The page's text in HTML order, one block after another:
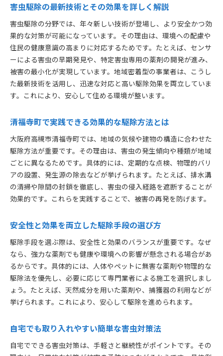
害虫駆除の最新技術とその効果を詳しく解説
害虫駆除の分野では、年々新しい技術が登場し、より安全かつ効
果的な対策が可能になっています。その理由は、環境への配慮や
住民の健康意識の高まりに対応するためです。たとえば、センサ
ーによる害虫の早期発見や、特定害虫専用の薬剤の開発が進み、
被害の最小化が実現しています。地域密着型の事業者は、こうし
た最新技術を活用し、迅速な対応と高い駆除効果を両立していま
す。これにより、安心して住める環境が整います。
清福寺町で実践できる効果的な駆除方法とは
大阪府高槻市清福寺町では、地域の気候や建物の構造に合わせた
駆除方法が重要です。その理由は、害虫の発生傾向や種類が地域
ごとに異なるためです。具体的には、定期的な点検、物理的バリ
アの設置、発生源の除去などが挙げられます。たとえば、排水溝
の清掃や隙間の封鎖を徹底し、害虫の侵入経路を遮断することが
効果的です。これらを実践することで、被害の再発を防げます。
安全性と効果を両立した駆除手段の選び方
駆除手段を選ぶ際は、安全性と効果のバランスが重要です。なぜ
なら、強力な薬剤でも健康や環境への影響が懸念される場合があ
るからです。具体的には、人体やペットに無害な薬剤や物理的な
駆除法を優先し、必要に応じて専門業者による施工を選択しまし
ょう。たとえば、天然成分を用いた薬剤や、捕獲器の利用などが
挙げられます。これにより、安心して駆除を進められます。
自宅でも取り入れやすい簡単な害虫対策法
自宅でできる害虫対策は、手軽さと継続性がポイントです。その